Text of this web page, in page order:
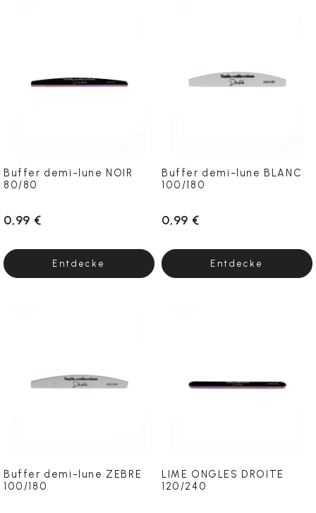
Buffer demi-lune NOIR
80/80
0,99 €
Entdecke
Buffer demi-lune BLANC
100/180
0,99 €
Entdecke
Buffer demi-lune ZEBRE
100/180
LIME ONGLES DROITE
120/240